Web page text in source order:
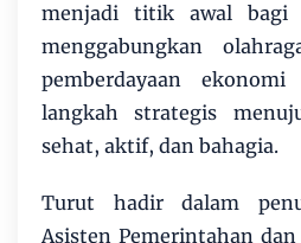
menjadi titik awal bagi
menggabungkan
pemberdayaan
langkah strategis
sehat, aktif, dan bahagia.
Turut hadir dalam
Asisten Pemerintahan